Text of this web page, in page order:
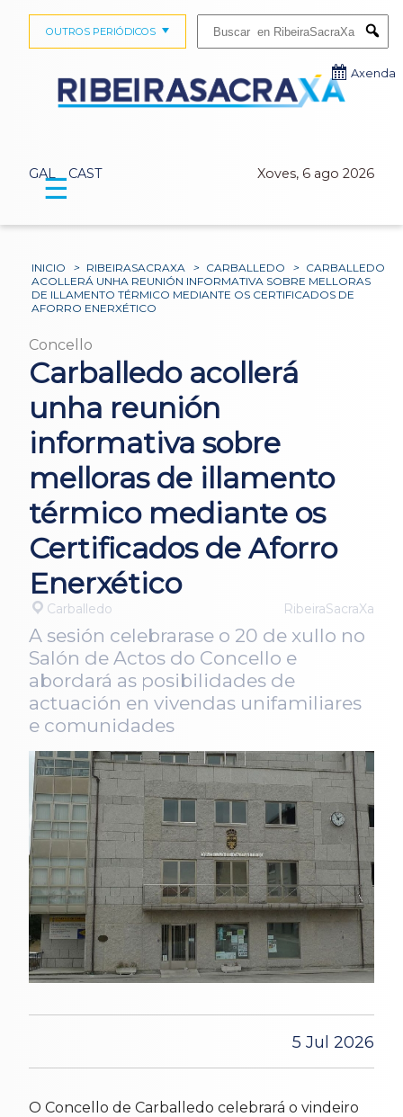
GAL CAST Xoves, 6 ago 2026
OUTROS PERIÓDICOS
Axenda
☰
INICIO > RIBEIRASACRAXA > CARBALLEDO > CARBALLEDO
ACOLLERÁ UNHA REUNIÓN INFORMATIVA SOBRE MELLORAS
DE ILLAMENTO TÉRMICO MEDIANTE OS CERTIFICADOS DE
AFORRO ENERXÉTICO
Concello
Carballedo acollerá
unha reunión
informativa sobre
melloras de illamento
térmico mediante os
Certificados de Aforro
Enerxético
Carballedo RibeiraSacraXa
A sesión celebrarase o 20 de xullo no
Salón de Actos do Concello e
abordará as posibilidades de
actuación en vivendas unifamiliares
e comunidades
5 Jul 2026
O Concello de Carballedo celebrará o vindeiro